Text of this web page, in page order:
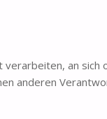
an sich
anderen